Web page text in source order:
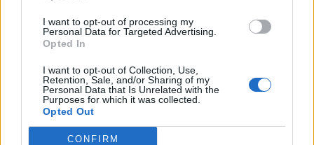
I want to opt-out of processing my
Personal Data for Targeted Advertising.
Opted In
I want to opt-out of Collection, Use,
Retention, Sale, and/or Sharing of my
Personal Data that Is Unrelated with the
Purposes for which it was collected.
Opted Out
CONFIRM
Tietoa meistä
Tietosuojalauseke
Lähetä uutisvinkki
Mediatiedot
Yhteistyössä
Kesä!
Jocka
Päivän Lehti